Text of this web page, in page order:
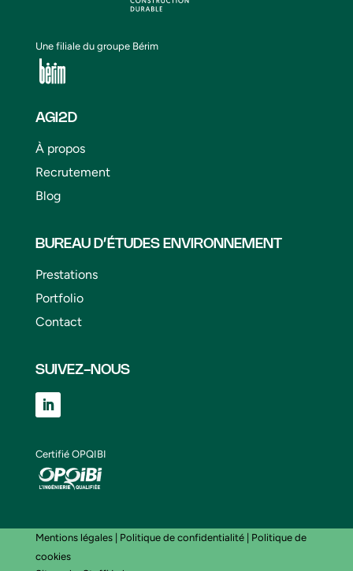
Une filiale du groupe Bérim
AGI2D
À propos
Recrutement
Blog
BUREAU D’ÉTUDES ENVIRONNEMENT
Prestations
Portfolio
Contact
SUIVEZ-NOUS
Certifié OPQIBI
Mentions légales| Politique de confidentialité| Politique de
cookies